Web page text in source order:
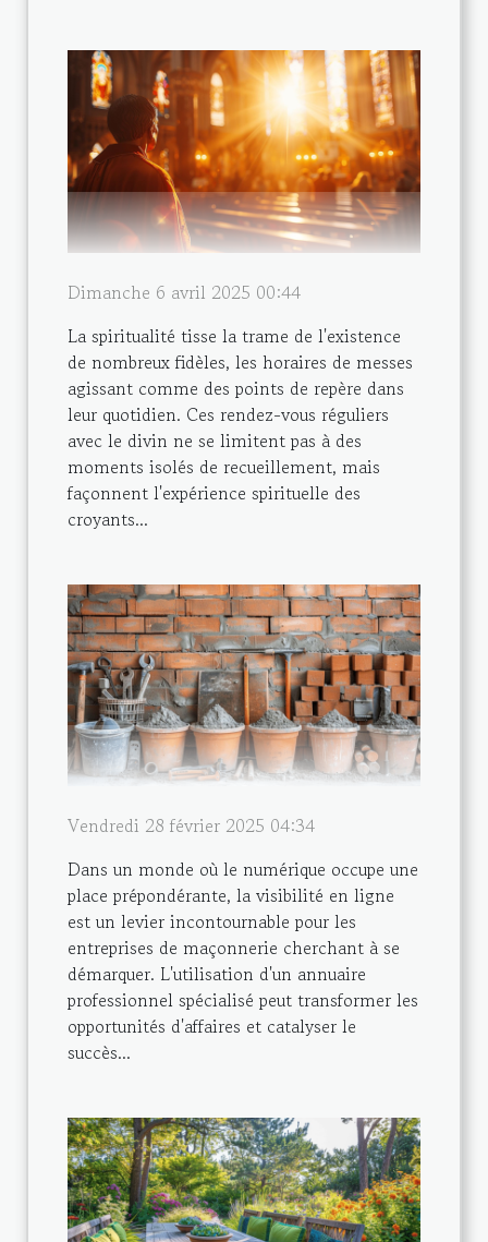
Dimanche 6 avril 2025 00:44
La spiritualité tisse la trame de l'existence
de nombreux fidèles, les horaires de messes
agissant comme des points de repère dans
leur quotidien. Ces rendez-vous réguliers
avec le divin ne se limitent pas à des
moments isolés de recueillement, mais
façonnent l'expérience spirituelle des
croyants...
Vendredi 28 février 2025 04:34
Dans un monde où le numérique occupe une
place prépondérante, la visibilité en ligne
est un levier incontournable pour les
entreprises de maçonnerie cherchant à se
démarquer. L'utilisation d'un annuaire
professionnel spécialisé peut transformer les
opportunités d'affaires et catalyser le
succès...